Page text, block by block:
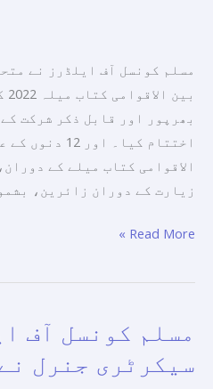
مسلم کونسل آف ایلڈرز نے
بھرپور اور قابل ذکر شرکت
اختتام کیا۔
الاقوامی کتاب میلے کے
زیارت کے دوران زائرین،
میلہ
2022
میں
اپنی
شرکت
کا
Read More »
مسلم کونسل آف
سیکرٹری جنرل
آف